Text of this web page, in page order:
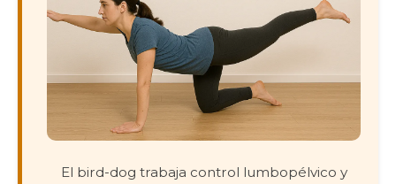
El bird-dog trabaja control lumbopélvico y